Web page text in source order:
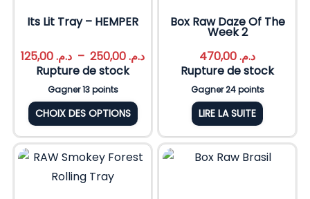
Its Lit Tray – HEMPER
د.م. – د.م.
Rupture de stock
Gagner 13 points
CHOIX DES OPTIONS
Box Raw Daze Of The
Week 2
د.م.
Rupture de stock
Gagner 24 points
LIRE LA SUITE